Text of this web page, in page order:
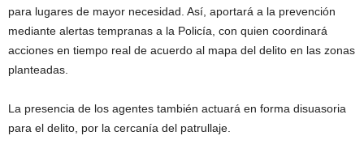
para lugares de mayor necesidad. Así, aportará a la prevención
mediante alertas tempranas a la Policía, con quien coordinará
acciones en tiempo real de acuerdo al mapa del delito en las zonas
planteadas.
La presencia de los agentes también actuará en forma disuasoria
para el delito, por la cercanía del patrullaje.